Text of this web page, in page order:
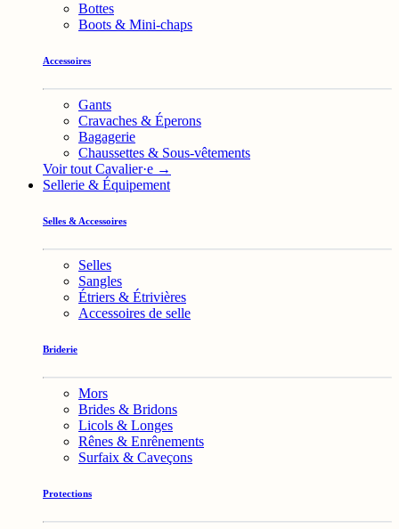
Bottes
Boots & Mini-chaps
Accessoires
Gants
Cravaches & Éperons
Bagagerie
Chaussettes & Sous-vêtements
Voir tout Cavalier·e →
Sellerie & Équipement
Selles & Accessoires
Selles
Sangles
Étriers & Étrivières
Accessoires de selle
Briderie
Mors
Brides & Bridons
Licols & Longes
Rênes & Enrênements
Surfaix & Caveçons
Protections